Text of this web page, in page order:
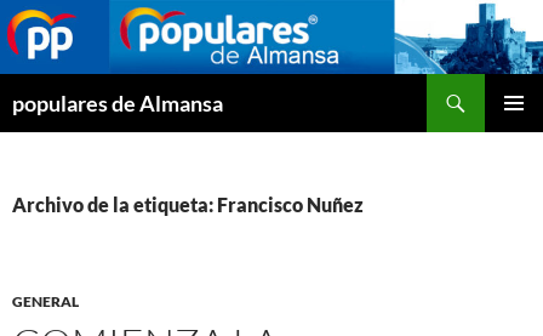
populares de Almansa
Archivo de la etiqueta: Francisco Nuñez
GENERAL